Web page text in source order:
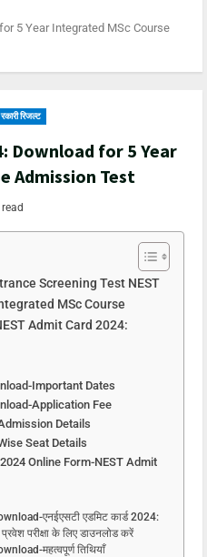
5 Year Integrated MSc Course
रिजल्ट
Download for 5 Year
Admission Test
Screening Test NEST
MSc Course
Admit Card 2024:
Important Dates
Application Fee
Details
Seat Details
Online Form-NEST Admit
एनईएसटी एडमिट कार्ड 2024:
परीक्षा के लिए डाउनलोड करें
महत्वपूर्ण तिथियाँ